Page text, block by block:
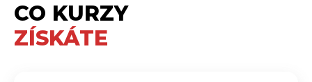
CO KURZY
ZÍSKÁTE